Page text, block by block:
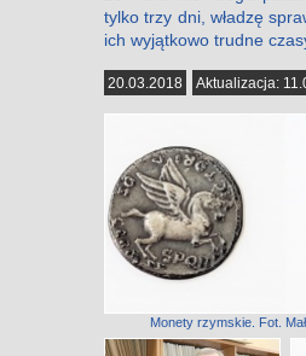
tylko trzy dni, władzę
ich wyjątkowo trudne
20.03.2018 Aktualizacja:
Monety rzymskie. Fot.